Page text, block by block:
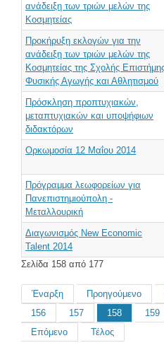
ανάδειξη των τριών μελών της
Κοσμητείας
Προκήρυξη εκλογών για την
ανάδειξη των τριών μελών της
Κοσμητείας της Σχολής
Φυσικής Αγωγής και Αθλητισμού
Πρόσκληση προπτυχιακών,
μεταπτυχιακών και υποψήφιων
διδακτόρων
Ορκωμοσία 12 Μαΐου 2014
Πρόγραμμα λεωφορείων για
Πανεπιστημιούπολη -
Μεταλλουρική
Διαγωνισμός New Economic
Talent 2014
Σελίδα 158 από 177
Έναρξη Προηγούμενο
156
157 158 159
Επόμενο
Τέλος